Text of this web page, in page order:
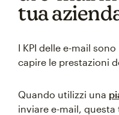
tua
I KPI delle e-mail
capire le prestazioni
Quando utilizzi una
inviare e-mail,